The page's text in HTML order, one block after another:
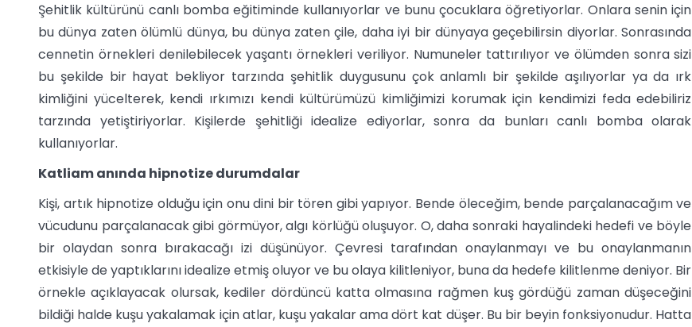
Şehitlik kültürünü canlı bomba eğitiminde kullanıyorlar ve bunu çocuklara öğretiyorlar. Onlara senin için
bu dünya zaten ölümlü dünya, bu dünya zaten çile, daha iyi bir dünyaya geçebilirsin diyorlar. Sonrasında
cennetin örnekleri denilebilecek yaşantı örnekleri veriliyor. Numuneler tattırılıyor ve ölümden sonra sizi
bu şekilde bir hayat bekliyor tarzında şehitlik duygusunu çok anlamlı bir şekilde aşılıyorlar ya da ırk
kimliğini yücelterek, kendi ırkımızı kendi kültürümüzü kimliğimizi korumak için kendimizi feda edebiliriz
tarzında yetiştiriyorlar. Kişilerde şehitliği idealize ediyorlar, sonra da bunları canlı bomba olarak
kullanıyorlar.
Katliam anında hipnotize durumdalar
Kişi, artık hipnotize olduğu için onu dini bir tören gibi yapıyor. Bende öleceğim, bende parçalanacağım ve
vücudunu parçalanacak gibi görmüyor, algı körlüğü oluşuyor. O, daha sonraki hayalindeki hedefi ve böyle
bir olaydan sonra bırakacağı izi düşünüyor. Çevresi tarafından onaylanmayı ve bu onaylanmanın
etkisiyle de yaptıklarını idealize etmiş oluyor ve bu olaya kilitleniyor, buna da hedefe kilitlenme deniyor. Bir
örnekle açıklayacak olursak, kediler dördüncü katta olmasına rağmen kuş gördüğü zaman düşeceğini
bildiği halde kuşu yakalamak için atlar, kuşu yakalar ama dört kat düşer. Bu bir beyin fonksiyonudur. Hatta